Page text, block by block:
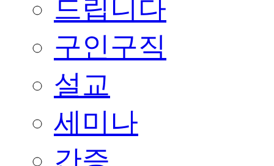
드립니다
구인구직
설교
세미나